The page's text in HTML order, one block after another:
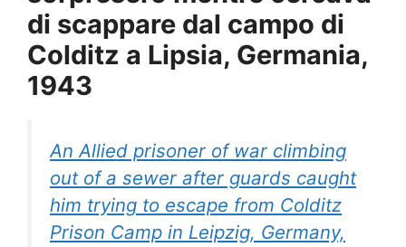
di scappare dal campo di
Colditz a Lipsia, Germania,
1943
An Allied prisoner of war climbing
out of a sewer after guards caught
him trying to escape from Colditz
Prison Camp in Leipzig, Germany,